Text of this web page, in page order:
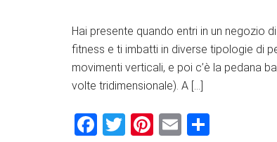
Hai presente quando entri in un negozio
fitness e ti imbatti in diverse tipologie di
movimenti verticali, e poi c’è la pedana
volte tridimensionale). A […]
Facebook
Twitter
Pinterest
Email